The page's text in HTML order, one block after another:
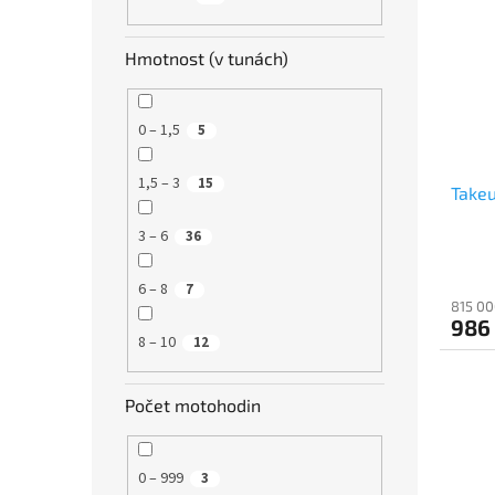
Hmotnost (v tunách)
0 – 1,5 5
1,5 – 3 15
3 – 6 36
6 – 8 7
8 – 10 12
Počet motohodin
0 – 999 3
815
986